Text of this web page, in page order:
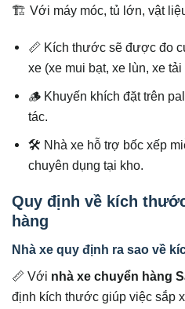
🏗️ Với máy móc, tủ lớn, vật
📏 Kích thước sẽ được đo
xe (xe mui bạt, xe lùn, xe
🪵 Khuyến khích đặt trên
tác.
🛠️ Nhà xe hỗ trợ bốc xếp
chuyên dụng tại kho.
Quy định về kích
hàng
Nhà xe quy định ra sao về
📏 Với nhà xe chuyển hàng
định kích thước giúp việc sắp